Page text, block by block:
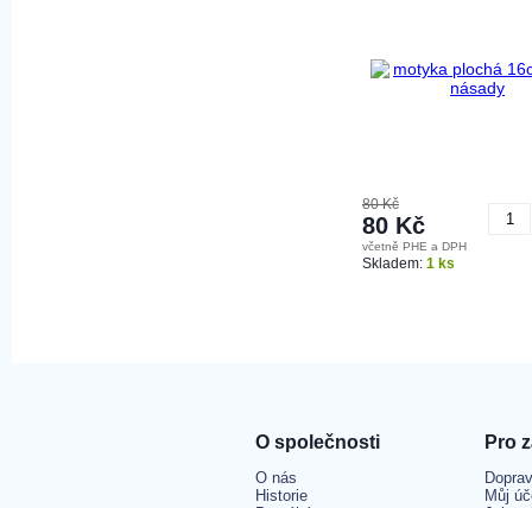
80 Kč
80 Kč
včetně PHE a DPH
Skladem: 1 ks
O společnosti
O nás
Historie
Pro
Můj